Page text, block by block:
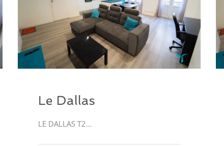
Le Dallas
LE DALLAS T2…